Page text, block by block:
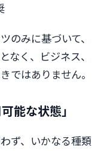
のみに基づいて、
なく、ビジネス、
ではありません。
能な状態」
ず、いかなる種類